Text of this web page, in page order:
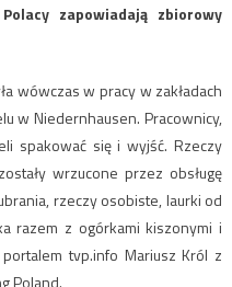
zapowiadają zbiorowy
wówczas w pracy w zakładach
w Niedernhausen. Pracownicy,
spakować się i wyjść. Rzeczy
wrzucone przez obsługę
rzeczy osobiste, laurki od
razem z ogórkami kiszonymi i
tvp.info Mariusz Król z